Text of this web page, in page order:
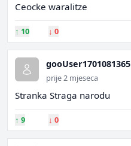
Ceocke waralitze
↑ 10 ↓ 0
gooUser1701081365
prije 2 mjeseca
Stranka Straga narodu
↑ 9 ↓ 0